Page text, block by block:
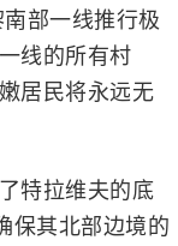
部一线推行极
线的所有村
居民将永远无
特拉维夫的底
保其北部边境的